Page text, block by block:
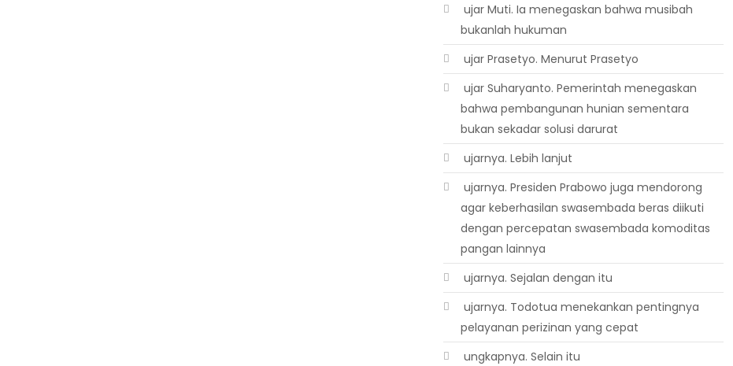
 ujar Muti. Ia menegaskan bahwa musibah
bukanlah hukuman
 ujar Prasetyo. Menurut Prasetyo
 ujar Suharyanto. Pemerintah menegaskan
bahwa pembangunan hunian sementara
bukan sekadar solusi darurat
 ujarnya. Lebih lanjut
 ujarnya. Presiden Prabowo juga mendorong
agar keberhasilan swasembada beras diikuti
dengan percepatan swasembada komoditas
pangan lainnya
 ujarnya. Sejalan dengan itu
 ujarnya. Todotua menekankan pentingnya
pelayanan perizinan yang cepat
 ungkapnya. Selain itu